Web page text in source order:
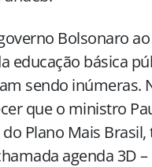
Bolsonaro ao
educação básica
sendo inúmeras.
que o ministro
Plano Mais Brasil,
agenda 3D –